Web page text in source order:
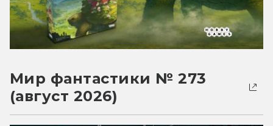
Мир фантастики № 273
(август 2026)